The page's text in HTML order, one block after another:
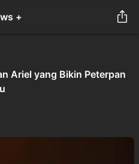
+
Ariel yang Bikin Peterpan